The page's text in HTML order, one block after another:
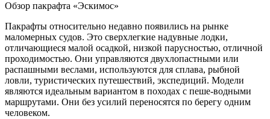
Обзор пакрафта «Эскимос»
Пакрафты относительно недавно появились на рынке
маломерных судов. Это сверхлегкие надувные лодки,
отличающиеся малой осадкой, низкой парусностью, отличной
проходимостью. Они управляются двухлопастными или
распашными веслами, используются для сплава, рыбной
ловли, туристических путешествий, экспедиций. Модели
являются идеальным вариантом в походах с пеше-водными
маршрутами. Они без усилий переносятся по берегу одним
человеком.